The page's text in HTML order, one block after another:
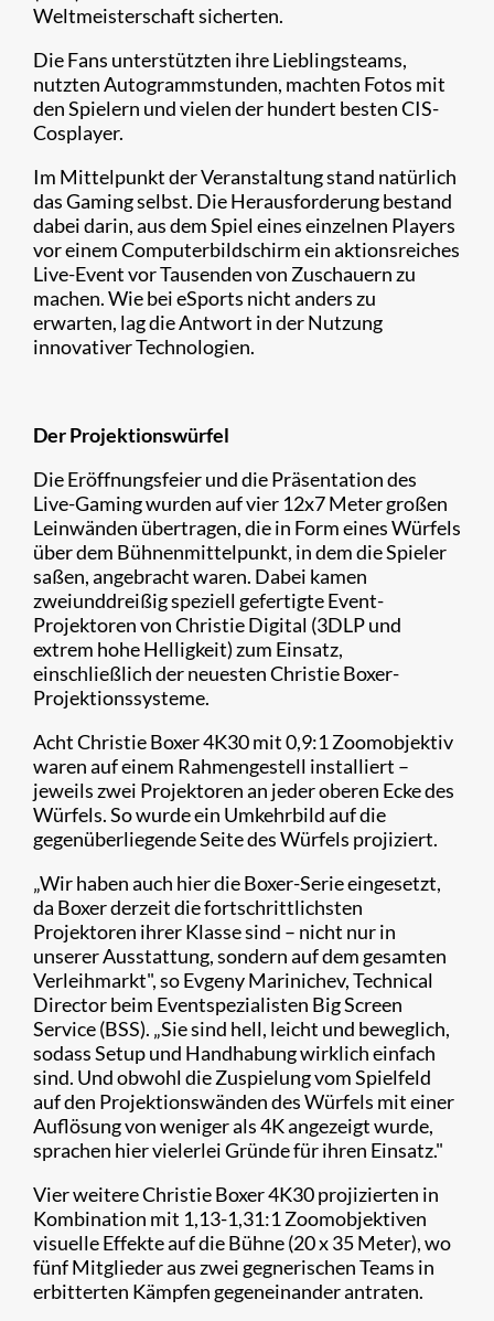
Weltmeisterschaft sicherten.
Die Fans unterstützten ihre Lieblingsteams,
nutzten Autogrammstunden, machten Fotos mit
den Spielern und vielen der hundert besten CIS-
Cosplayer.
Im Mittelpunkt der Veranstaltung stand natürlich
das Gaming selbst. Die Herausforderung bestand
dabei darin, aus dem Spiel eines einzelnen Players
vor einem Computerbildschirm ein aktionsreiches
Live-Event vor Tausenden von Zuschauern zu
machen. Wie bei eSports nicht anders zu
erwarten, lag die Antwort in der Nutzung
innovativer Technologien.
Der Projektionswürfel
Die Eröffnungsfeier und die Präsentation des
Live-Gaming wurden auf vier 12x7 Meter großen
Leinwänden übertragen, die in Form eines Würfels
über dem Bühnenmittelpunkt, in dem die Spieler
saßen, angebracht waren. Dabei kamen
zweiunddreißig speziell gefertigte Event-
Projektoren von Christie Digital (3DLP und
extrem hohe Helligkeit) zum Einsatz,
einschließlich der neuesten Christie Boxer-
Projektionssysteme.
Acht Christie Boxer 4K30 mit 0,9:1 Zoomobjektiv
waren auf einem Rahmengestell installiert –
jeweils zwei Projektoren an jeder oberen Ecke des
Würfels. So wurde ein Umkehrbild auf die
gegenüberliegende Seite des Würfels projiziert.
„Wir haben auch hier die Boxer-Serie eingesetzt,
da Boxer derzeit die fortschrittlichsten
Projektoren ihrer Klasse sind – nicht nur in
unserer Ausstattung, sondern auf dem gesamten
Verleihmarkt", so Evgeny Marinichev, Technical
Director beim Eventspezialisten Big Screen
Service (BSS). „Sie sind hell, leicht und beweglich,
sodass Setup und Handhabung wirklich einfach
sind. Und obwohl die Zuspielung vom Spielfeld
auf den Projektionswänden des Würfels mit einer
Auflösung von weniger als 4K angezeigt wurde,
sprachen hier vielerlei Gründe für ihren Einsatz."
Vier weitere Christie Boxer 4K30 projizierten in
Kombination mit 1,13-1,31:1 Zoomobjektiven
visuelle Effekte auf die Bühne (20 x 35 Meter), wo
fünf Mitglieder aus zwei gegnerischen Teams in
erbitterten Kämpfen gegeneinander antraten.